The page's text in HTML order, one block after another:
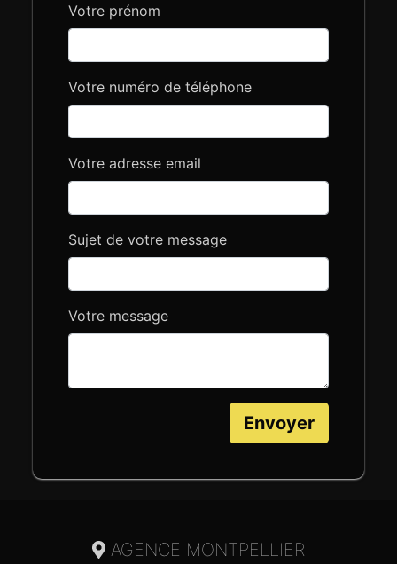
Votre prénom
Votre numéro de téléphone
Votre adresse email
Sujet de votre message
Votre message
Envoyer
AGENCE MONTPELLIER